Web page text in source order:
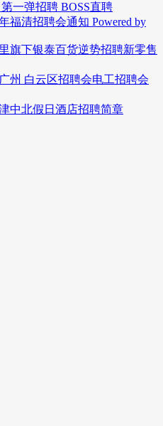
一弹招聘 BOSS直聘
福清招聘会通知 Powered by
旗下银泰百货逆势招聘新零售
州 白云区招聘会电工招聘会
中北假日酒店招聘简章